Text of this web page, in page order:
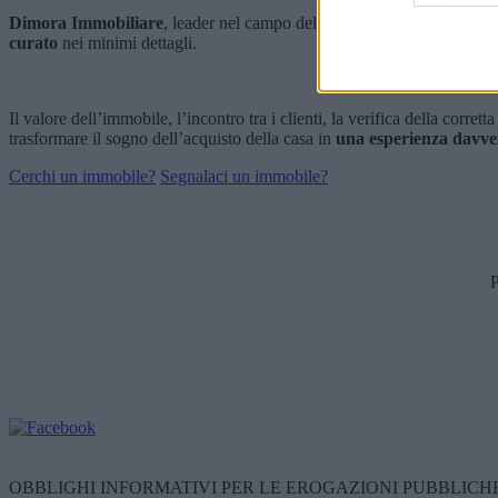
Dimora Immobiliare, leader nel campo dell’intermediazione
curato nei minimi dettagli.
Il valore dell’immobile, l’incontro tra i clienti, la verifica della
trasformare il sogno dell’acquisto della casa in una esperienza
Cerchi un immobile? Segnalaci un immobile?
OBBLIGHI INFORMATIVI PER LE EROGAZIONI